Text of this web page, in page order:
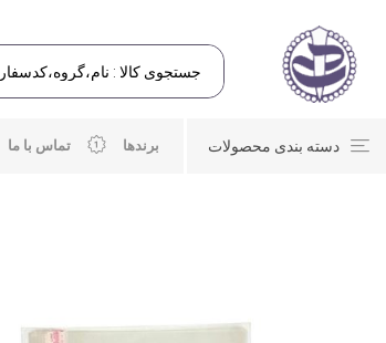
دسته بندی محصولات برندها تماس با ما